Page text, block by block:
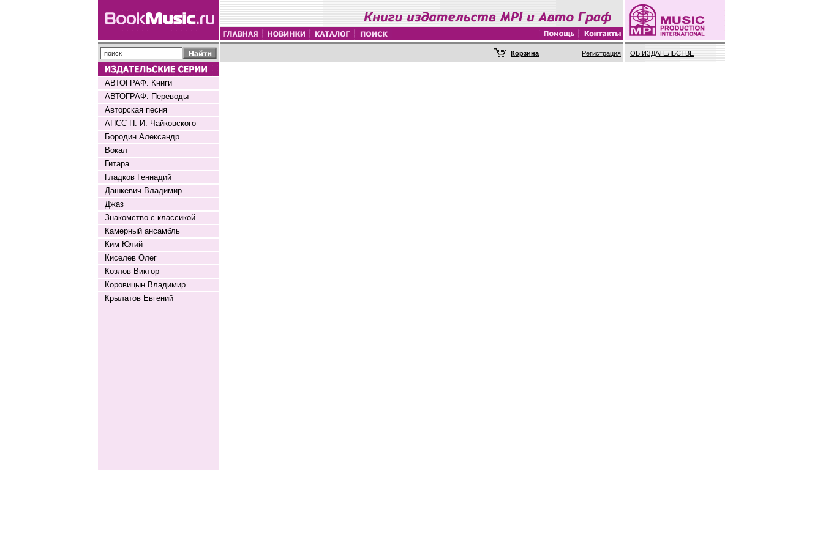
Регистрация ОБ ИЗДАТЕЛЬСТВЕ
АВТОГРАФ. Книги
АВТОГРАФ. Переводы
Авторская песня
АПСС П. И. Чайковского
Бородин Александр
Вокал
Гитара
Гладков Геннадий
Дашкевич Владимир
Джаз
Знакомство с классикой
Камерный ансамбль
Ким Юлий
Киселев Олег
Козлов Виктор
Коровицын Владимир
Крылатов Евгений